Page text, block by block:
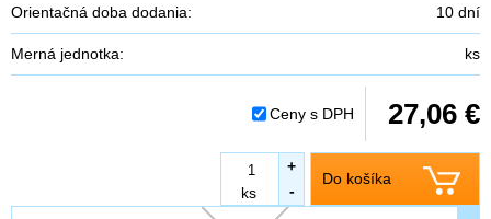
Orientačná doba dodania: 10 dní
Merná jednotka: ks
Ceny s DPH 27,06 €
Do košíka
-
ks
+